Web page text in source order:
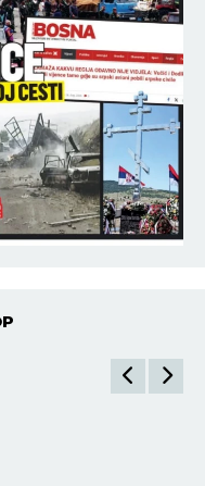
Otišao po drva,
IMA VATRE":
vatrogasaca sa
O TRUDNOĆI SA
čekala da čuje,
Naređena hitna
u opasnosti
VESTI